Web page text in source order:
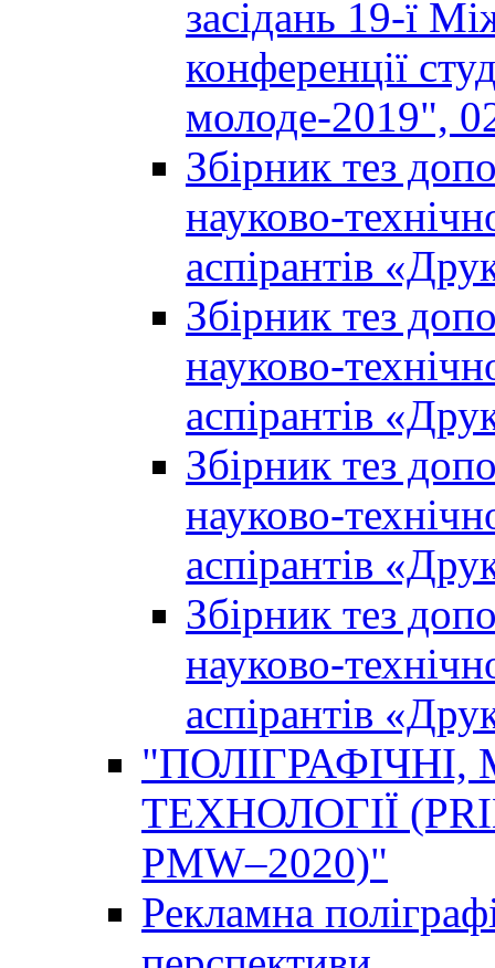
засідань 19-ї
конференції
молоде-2019",
Збірник тез
науково-
аспірантів
Збірник тез
науково-
аспірантів
Збірник тез
науково-
аспірантів
Збірник тез
науково-
аспірантів
ТЕХНОЛОГІЇ
PMW–2020)"
Рекламна